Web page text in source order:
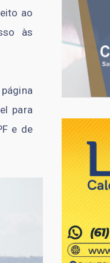
ao
às
para
e de